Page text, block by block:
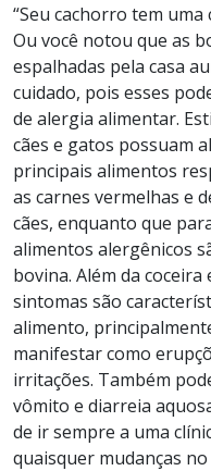
“Seu cachorro tem uma
Ou você notou que as
espalhadas pela casa
cuidado, pois esses
de alergia alimentar.
cães e gatos possuam
principais alimentos
as carnes vermelhas e
cães, enquanto que
alimentos alergênicos
bovina. Além da
sintomas são
alimento,
manifestar como
irritações. Também
vômito e diarreia
de ir sempre a uma
quaisquer mudanças no